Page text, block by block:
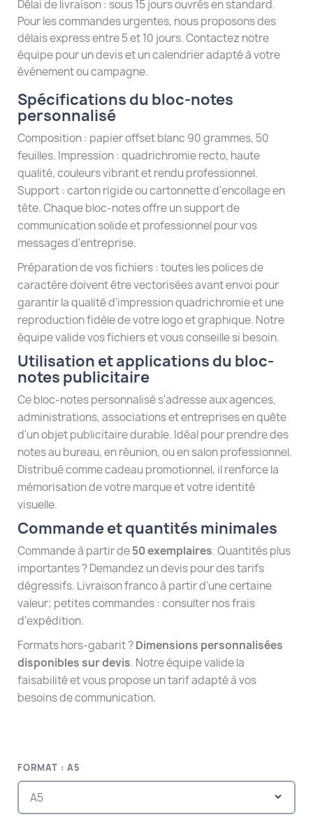
Délai de livraison : sous 15 jours ouvrés en standard.
Pour les commandes urgentes, nous proposons des
délais express entre 5 et 10 jours. Contactez notre
équipe pour un devis et un calendrier adapté à votre
événement ou campagne.
Spécifications du bloc-notes
personnalisé
Composition : papier offset blanc 90 grammes, 50
feuilles. Impression : quadrichromie recto, haute
qualité, couleurs vibrant et rendu professionnel.
Support : carton rigide ou cartonnette d'encollage en
tête. Chaque bloc-notes offre un support de
communication solide et professionnel pour vos
messages d'entreprise.
Préparation de vos fichiers : toutes les polices de
caractère doivent être vectorisées avant envoi pour
garantir la qualité d'impression quadrichromie et une
reproduction fidèle de votre logo et graphique. Notre
équipe valide vos fichiers et vous conseille si besoin.
Utilisation et applications du bloc-
notes publicitaire
Ce bloc-notes personnalisé s'adresse aux agences,
administrations, associations et entreprises en quête
d'un objet publicitaire durable. Idéal pour prendre des
notes au bureau, en réunion, ou en salon professionnel.
Distribué comme cadeau promotionnel, il renforce la
mémorisation de votre marque et votre identité
visuelle.
Commande et quantités minimales
Commande à partir de50 exemplaires. Quantités plus
importantes ? Demandez un devis pour des tarifs
dégressifs. Livraison franco à partir d'une certaine
valeur; petites commandes : consulter nos frais
d'expédition.
Formats hors-gabarit ?Dimensions personnalisées
disponibles sur devis. Notre équipe valide la
faisabilité et vous propose un tarif adapté à vos
besoins de communication.
FORMAT : A5